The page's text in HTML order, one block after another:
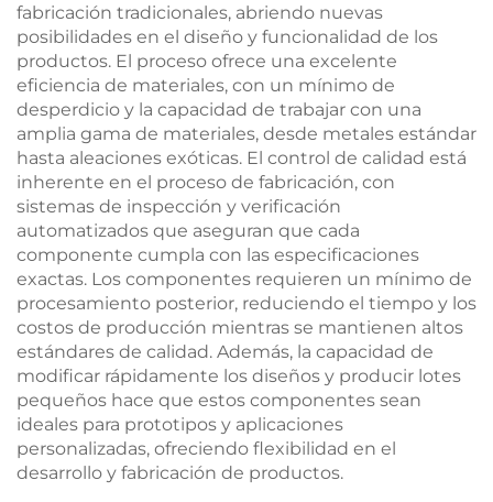
fabricación tradicionales, abriendo nuevas
posibilidades en el diseño y funcionalidad de los
productos. El proceso ofrece una excelente
eficiencia de materiales, con un mínimo de
desperdicio y la capacidad de trabajar con una
amplia gama de materiales, desde metales estándar
hasta aleaciones exóticas. El control de calidad está
inherente en el proceso de fabricación, con
sistemas de inspección y verificación
automatizados que aseguran que cada
componente cumpla con las especificaciones
exactas. Los componentes requieren un mínimo de
procesamiento posterior, reduciendo el tiempo y los
costos de producción mientras se mantienen altos
estándares de calidad. Además, la capacidad de
modificar rápidamente los diseños y producir lotes
pequeños hace que estos componentes sean
ideales para prototipos y aplicaciones
personalizadas, ofreciendo flexibilidad en el
desarrollo y fabricación de productos.